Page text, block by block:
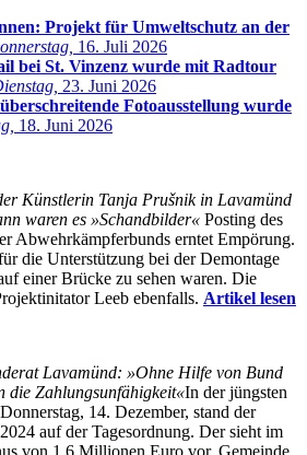
Projekt für Umweltschutz an der
16. Juli 2026
bei St. Vinzenz wurde mit Radtour
23. Juni 2026
Fotoausstellung wurde
18. Juni 2026
Künstlerin Tanja Prušnik in Lavamünd
waren es »Schandbilder« Posting des
Abwehrkämpferbunds erntet Empörung.
die Unterstützung bei der Demontage
einer Brücke zu sehen waren. Die
Leeb ebenfalls. Artikel lesen
Lavamünd: »Ohne Hilfe von Bund
die Zahlungsunfähigkeit«In der jüngsten
14. Dezember, stand der
auf der Tagesordnung. Der sieht im
von 1,6 Millionen Euro vor. Gemeinde